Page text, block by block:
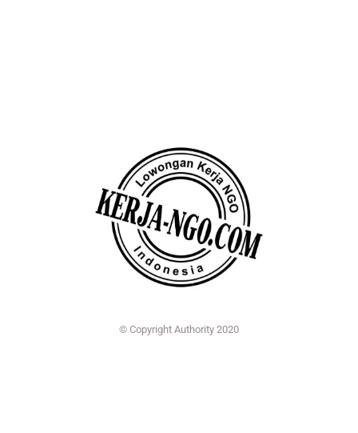
© Copyright Authority 2020